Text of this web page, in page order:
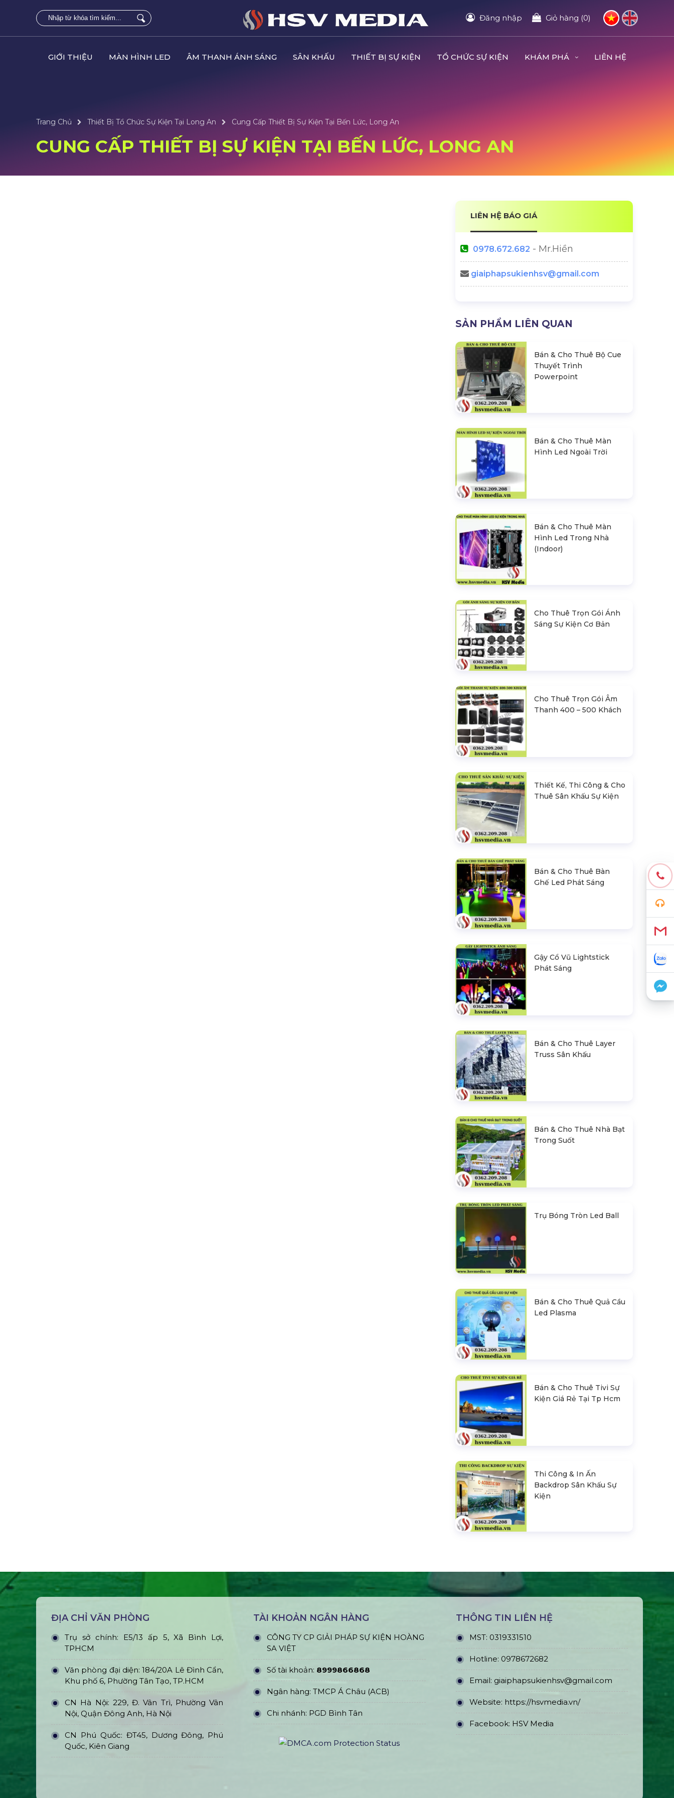
Đăng nhập Giỏ hàng (0)
GIỚI THIỆU MÀN HÌNH LED ÂM THANH ÁNH SÁNG SÂN KHẤU THIẾT BỊ SỰ KIỆN TỔ CHỨC SỰ KIỆN KHÁM PHÁ LIÊN HỆ
Trang Chủ Thiết Bị Tổ Chức Sự Kiện Tại Long An Cung Cấp Thiết Bị Sự Kiện Tại Bến Lức, Long An
CUNG CẤP THIẾT BỊ SỰ KIỆN TẠI BẾN LỨC, LONG AN
LIÊN HỆ BÁO GIÁ
0978.672.682 - Mr.Hiền
giaiphapsukienhsv@gmail.com
SẢN PHẨM LIÊN QUAN
Bán & Cho Thuê Bộ Cue
Thuyết Trình
Powerpoint
Bán & Cho Thuê Màn
Hình Led Ngoài Trời
Bán & Cho Thuê Màn
Hình Led Trong Nhà
(Indoor)
Cho Thuê Trọn Gói Ánh
Sáng Sự Kiện Cơ Bản
Cho Thuê Trọn Gói Âm
Thanh 400 – 500 Khách
Thiết Kế, Thi Công & Cho
Thuê Sân Khấu Sự Kiện
Bán & Cho Thuê Bàn
Ghế Led Phát Sáng
Gậy Cổ Vũ Lightstick
Phát Sáng
Bán & Cho Thuê Layer
Truss Sân Khấu
Bán & Cho Thuê Nhà Bạt
Trong Suốt
Trụ Bóng Tròn Led Ball
Bán & Cho Thuê Quả Cầu
Led Plasma
Bán & Cho Thuê Tivi Sự
Kiện Giá Rẻ Tại Tp Hcm
Thi Công & In Ấn
Backdrop Sân Khấu Sự
Kiện
ĐỊA CHỈ VĂN PHÒNG
Trụ sở chính: E5/13 ấp 5, Xã Bình Lợi,
TPHCM
Văn phòng đại diện: 184/20A Lê Đình Cẩn,
Khu phố 6, Phường Tân Tạo, TP.HCM
CN Hà Nội: 229, Đ. Vân Trì, Phường Vân
Nội, Quận Đông Anh, Hà Nội
CN Phú Quốc: ĐT45, Dương Đông, Phú
Quốc, Kiên Giang
TÀI KHOẢN NGÂN HÀNG
CÔNG TY CP GIẢI PHÁP SỰ KIỆN HOÀNG
SA VIỆT
Số tài khoản: 8999866868
Ngân hàng: TMCP Á Châu (ACB)
Chi nhánh: PGD Bình Tân
THÔNG TIN LIÊN HỆ
MST: 0319331510
Hotline: 0978672682
Email: giaiphapsukienhsv@gmail.com
Website: https://hsvmedia.vn/
Facebook: HSV Media